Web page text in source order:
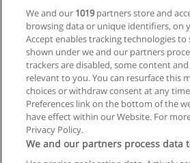
We and our 1019partners store and
browsing data or unique identifiers, on
Accept enables tracking technologies
shown under we and our partners
trackers are disabled, some content
relevant to you. You can resurface this
choices or withdraw consent at any
Preferences link on the bottom of the
have effect within our Website. For
Privacy Policy.
We and our partners process data